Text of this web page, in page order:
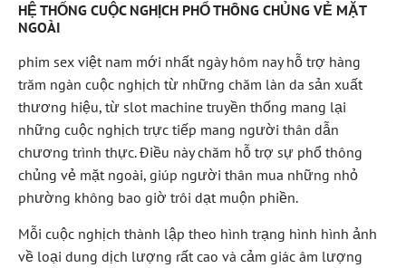
HỆ THỐNG CUỘC NGHỊCH PHỔ THÔNG CHỦNG VẺ MẶT
NGOÀI
phim sex việt nam mới nhất ngày hôm nay hỗ trợ hàng
trăm ngàn cuộc nghịch từ những chăm làn da sản xuất
thương hiệu, từ slot machine truyền thống mang lại
những cuộc nghịch trực tiếp mang người thân dẫn
chương trình thực. Điều này chăm hỗ trợ sự phổ thông
chủng vẻ mặt ngoài, giúp người thân mua những nhỏ
phường không bao giờ trôi dạt muộn phiền.
Mỗi cuộc nghịch thành lập theo hình trạng hình hình ảnh
về loại dung dịch lượng rất cao và cảm giác âm lượng